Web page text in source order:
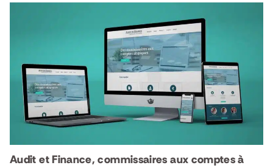
Audit et Finance, commissaires aux comptes à